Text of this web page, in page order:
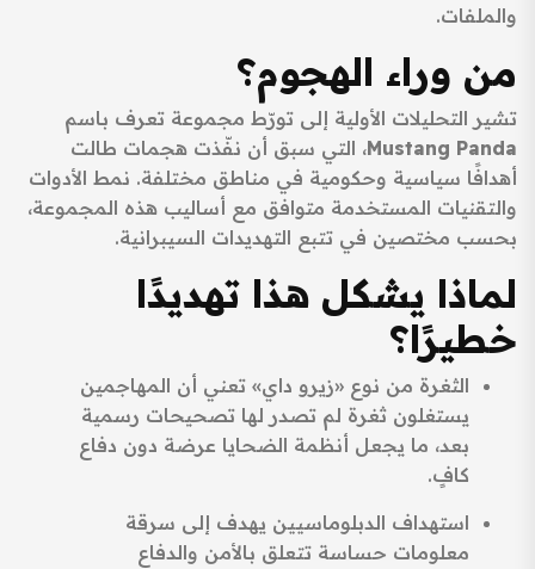
والملفات.
من وراء الهجوم؟
تشير التحليلات الأولية إلى تورّط مجموعة تعرف باسم
Mustang Panda، التي سبق أن نفّذت هجمات طالت
أهدافًا سياسية وحكومية في مناطق مختلفة. نمط الأدوات
والتقنيات المستخدمة متوافق مع أساليب هذه المجموعة،
بحسب مختصين في تتبع التهديدات السيبرانية.
لماذا يشكل هذا تهديدًا
خطيرًا؟
الثغرة من نوع «زيرو داي» تعني أن المهاجمين
يستغلون ثغرة لم تصدر لها تصحيحات رسمية
بعد، ما يجعل أنظمة الضحايا عرضة دون دفاع
كافٍ.
استهداف الدبلوماسيين يهدف إلى سرقة
معلومات حساسة تتعلق بالأمن والدفاع